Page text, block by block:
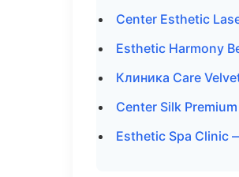
Center Esthetic
Esthetic Harmony
Клиника Care
Center Silk
Esthetic Spa